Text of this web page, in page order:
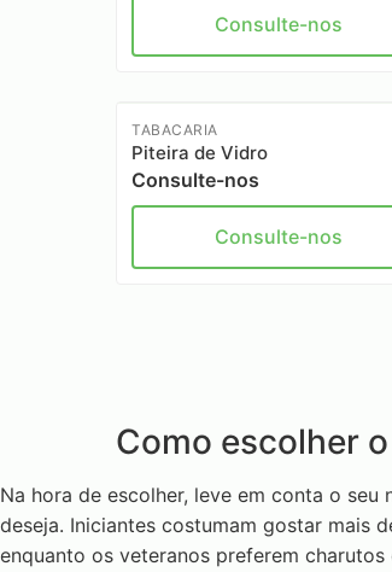
Consulte-nos
TABACARIA
Piteira de Vidro
Consulte-nos
Consulte-nos
Como escolher
Na hora de escolher, leve em conta o
deseja. Iniciantes costumam gostar mais
enquanto os veteranos preferem